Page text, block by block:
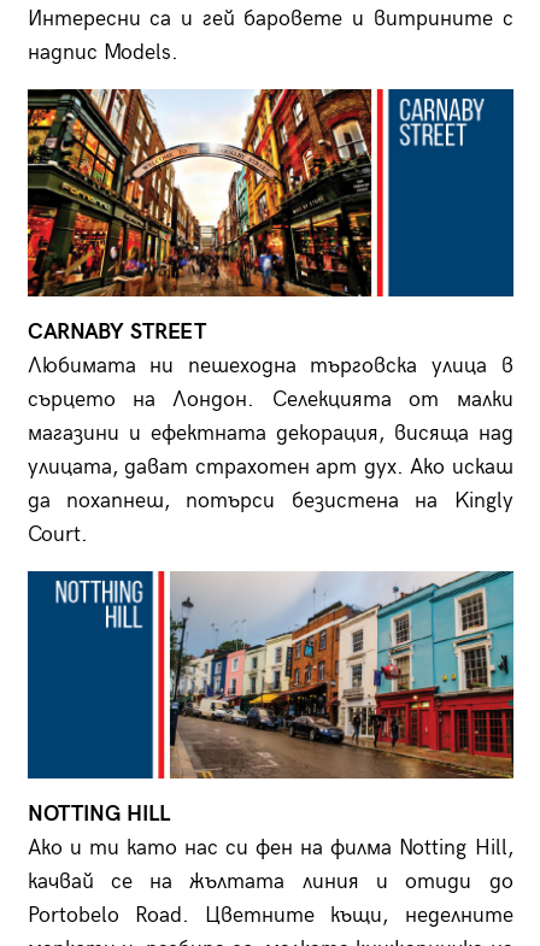
Интересни са и гей баровете и витрините с
надпис Models.
CARNABY STREET
Любимата ни пешеходна търговска улица в
сърцето на Лондон. Селекцията от малки
магазини и ефектната декорация, висяща над
улицата, дават страхотен арт дух. Ако искаш
да похапнеш, потърси безистена на Kingly
Court.
NOTTING HILL
Ако и ти като нас си фен на филма Notting Hill,
качвай се на жълтата линия и отиди до
Portоbelo Road. Цветните къщи, неделните